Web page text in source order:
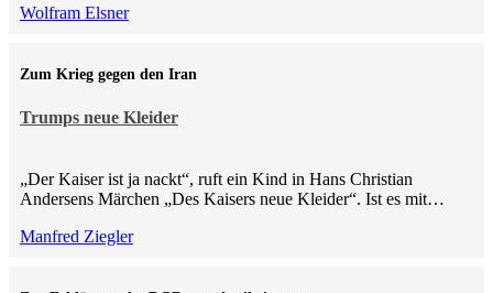
Wolfram Elsner
Trumps neue Kleider
Zum Krieg gegen den Iran
„Der Kaiser ist ja nackt“, ruft ein Kind in Hans Christian
Andersens Märchen „Des Kaisers neue Kleider“. Ist es mit…
Manfred Ziegler